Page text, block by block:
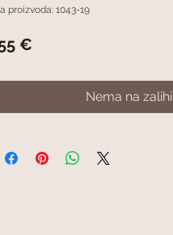
proizvoda: 1043-19
€
Nema na zalihi